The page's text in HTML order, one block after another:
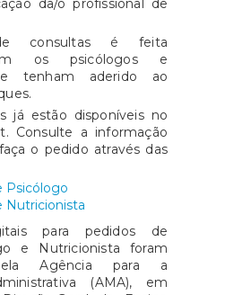
da/o profissional de
consultas é feita
os psicólogos e
tenham aderido ao
já estão disponíveis no
Consulte a informação
o pedido através das
Psicólogo
Nutricionista
para pedidos de
e Nutricionista foram
Agência para a
(AMA), em